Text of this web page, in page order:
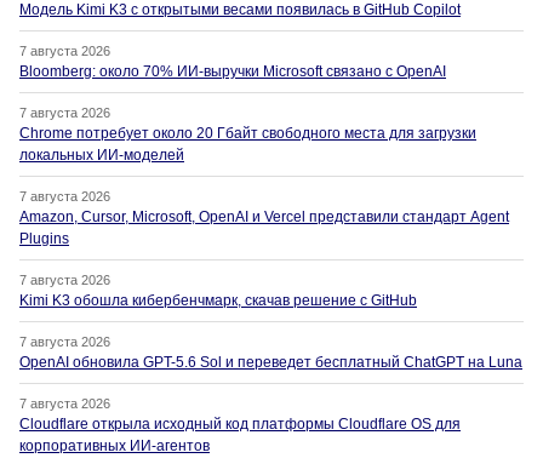
Модель Kimi K3 с открытыми весами появилась в GitHub Copilot
7 августа 2026
Bloomberg: около 70% ИИ-выручки Microsoft связано с OpenAI
7 августа 2026
Chrome потребует около 20 Гбайт свободного места для загрузки
локальных ИИ-моделей
7 августа 2026
Amazon, Cursor, Microsoft, OpenAI и Vercel представили стандарт Agent
Plugins
7 августа 2026
Kimi K3 обошла кибербенчмарк, скачав решение с GitHub
7 августа 2026
OpenAI обновила GPT-5.6 Sol и переведет бесплатный ChatGPT на Luna
7 августа 2026
Cloudflare открыла исходный код платформы Cloudflare OS для
корпоративных ИИ-агентов